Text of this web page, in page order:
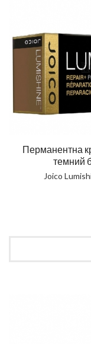
Перманентна
темний
Joico